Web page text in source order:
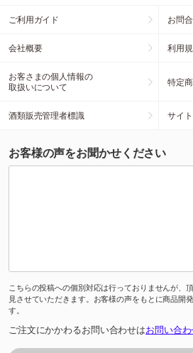
ご利用ガイド お問
会社概要 利用
お客さまの個人情報の
取扱いについて
特定
酒類販売管理者標識 サイ
お客様の声をお聞かせください
こちらの投稿への個別対応は行っておりませんが、
見させていただきます。お客様の声をもとに商品開
す。
ご注文にかかわるお問い合わせはお問い合